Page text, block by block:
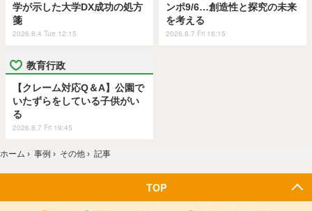
学が示した大学DX成功の処方
箋
2026.8.4 Tue 12:15
ンポ9/6…創造性と探究の未来
を考える
2026.8.7 Fri 16:15
教育行政
【クレーム対応Q＆A】公園で
いたずらをしている子供がい
る
2026.8.7 Fri 19:45
ホーム › 事例 › その他 › 記事
TOP